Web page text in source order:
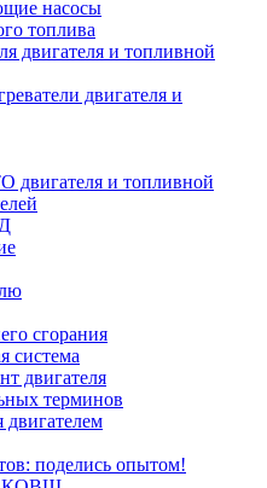
насосы
топлива
двигателя и топливной
двигателя и
двигателя и топливной
сгорания
система
двигателя
терминов
двигателем
поделись опытом!